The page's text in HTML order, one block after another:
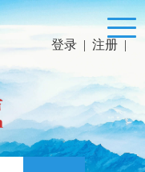
登录 | 注册 |